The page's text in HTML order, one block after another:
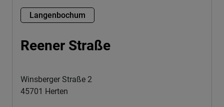
Langenbochum
Reener Straße
Winsberger Straße 2
45701 Herten